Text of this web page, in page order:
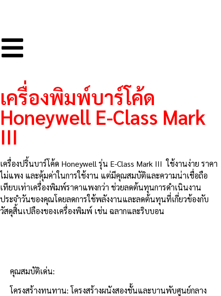
เครื่องพิมพ์บาร์โค้ด
Honeywell E-Class Mark
III
เครื่องปริ้นบาร์โค้ด Honeywell รุ่น E-Class Mark III ใช้งานง่าย ราคา
ไม่แพง และคุ้มค่าในการใช้งาน แต่มีคุณสมบัติและความน่าเชื่อถือ
เทียบเท่าเครื่องพิมพ์ราคาแพงกว่า ช่วยลดต้นทุนการดำเนินงาน
ประจำวันของคุณโดยลดการใช้พลังงานและลดต้นทุนที่เกี่ยวข้องกับ
วัสดุสิ้นเปลืองของเครื่องพิมพ์ เช่น ฉลากและริบบอน
คุณสมบัติเด่น:
โครงสร้างทนทาน: โครงสร้างผนังสองชั้นและบานพับศูนย์กลาง